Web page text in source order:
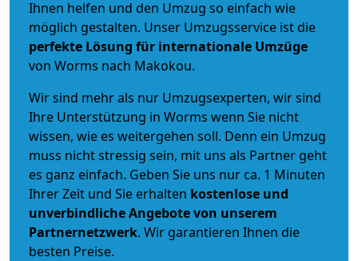
Ihnen helfen und den Umzug so einfach wie
möglich gestalten. Unser Umzugsservice ist die
perfekte Lösung für internationale Umzüge
von Worms nach Makokou.
Wir sind mehr als nur Umzugsexperten, wir sind
Ihre Unterstützung in Worms wenn Sie nicht
wissen, wie es weitergehen soll. Denn ein Umzug
muss nicht stressig sein, mit uns als Partner geht
es ganz einfach. Geben Sie uns nur ca. 1 Minuten
Ihrer Zeit und Sie erhalten kostenlose und
unverbindlicheAngebote von unserem
Partnernetzwerk. Wir garantieren Ihnen die
besten Preise.